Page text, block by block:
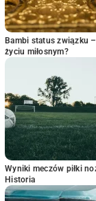
Bambi status związku
życiu miłosnym?
Wyniki meczów piłki
Historia